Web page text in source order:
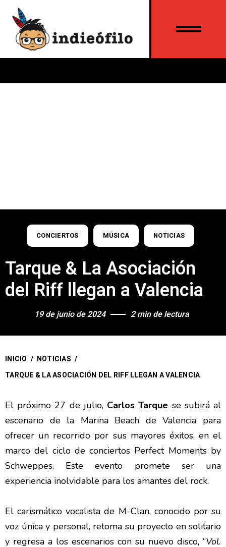
CONCIERTOS MÚSICA NOTICIAS
Tarque & La Asociación
del Riff llegan a Valencia
19 de junio de 2024 2 min de lectura
INICIO / NOTICIAS /
TARQUE & LA ASOCIACIÓN DEL RIFF LLEGAN A VALENCIA
El próximo 27 de julio, Carlos Tarque se subirá al
escenario de la Marina Beach de Valencia para
ofrecer un recorrido por sus mayores éxitos, en el
marco del ciclo de conciertos Perfect Moments by
Schweppes. Este evento promete ser una
experiencia inolvidable para los amantes del rock.
El carismático vocalista de M-Clan, conocido por su
voz única y personal, retoma su proyecto en solitario
y regresa a los escenarios con su nuevo disco, “Vol.